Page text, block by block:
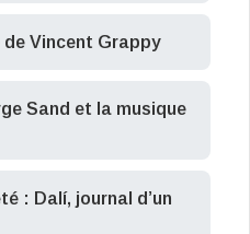
de Vincent Grappy
Sand et la musique
: Dalí, journal d’un